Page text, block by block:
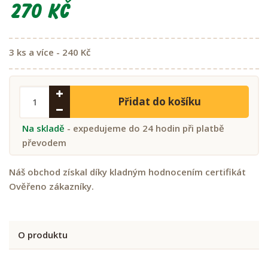
270 Kč
3 ks a více - 240 Kč
Přidat do košíku
Na skladě - expedujeme do 24 hodin při platbě
převodem
Náš obchod získal díky kladným hodnocením certifikát
Ověřeno zákazníky.
O produktu